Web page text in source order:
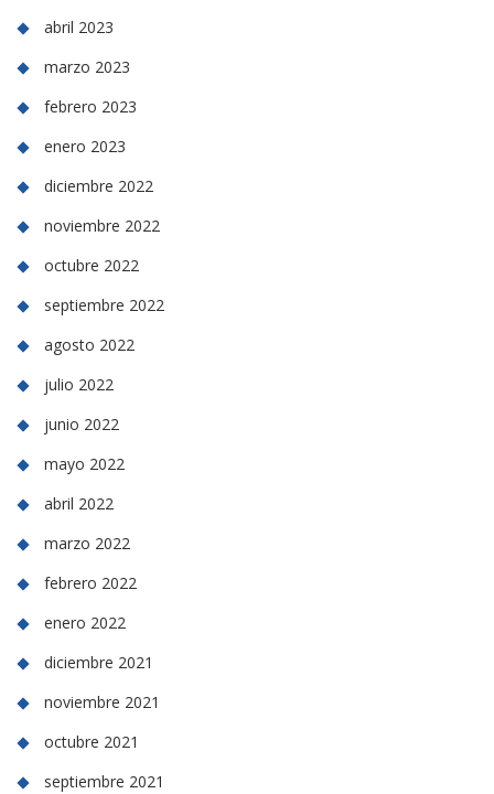
abril 2023
marzo 2023
febrero 2023
enero 2023
diciembre 2022
noviembre 2022
octubre 2022
septiembre 2022
agosto 2022
julio 2022
junio 2022
mayo 2022
abril 2022
marzo 2022
febrero 2022
enero 2022
diciembre 2021
noviembre 2021
octubre 2021
septiembre 2021